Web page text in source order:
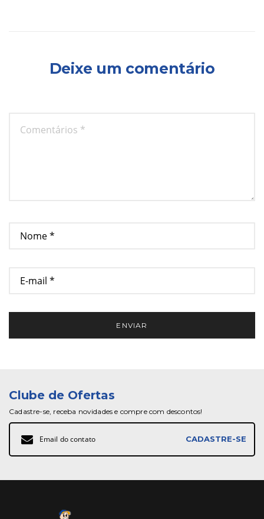
Deixe um comentário
ENVIAR
Clube de Ofertas
Cadastre-se, receba novidades e compre com descontos!
Inscreva-
na
Newsletter:
CADASTRE-SE